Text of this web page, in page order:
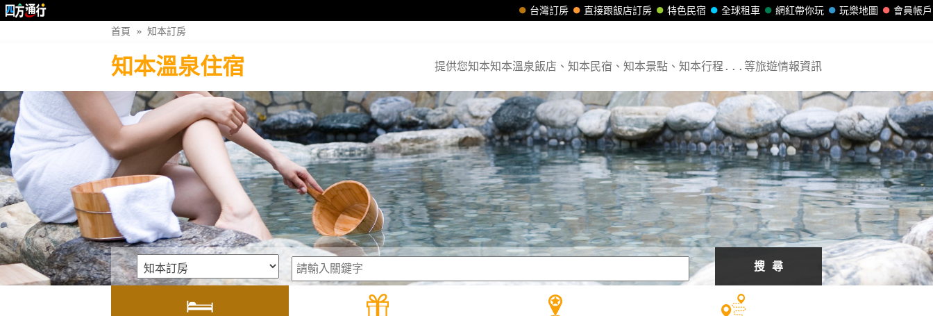
會員帳戶
玩樂地圖
網紅帶你玩
全球租車
特色民宿
直接跟飯店訂房
台灣訂房
首頁 » 知本訂房
知本溫泉住宿 提供您知本知本溫泉飯店、知本民宿、知本景點、知本行程...等旅遊情報資訊
搜 尋